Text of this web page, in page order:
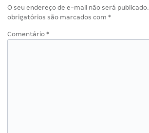
O seu endereço de e-mail não será publicado.
obrigatórios são marcados com *
Comentário *